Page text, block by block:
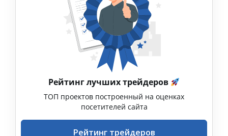
Рейтинг лучших трейдеров
ТОП проектов построенный на оценках
посетителей сайта
Рейтинг трейдеров